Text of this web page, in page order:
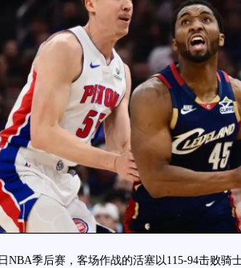
季后赛，客场作战的活塞以115-94击败骑